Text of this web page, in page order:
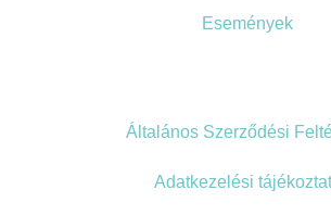
Események
Általános Szerződési
Adatkezelési